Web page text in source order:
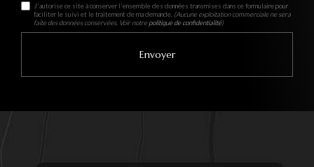
J'autorise ce site à conserver l'ensemble des données transmises dans ce formulaire pour
faciliter le suivi et le traitement de ma demande. (Aucune exploitation commerciale ne sera
faite des données conservées. Voir notrepolitique de confidentialité)